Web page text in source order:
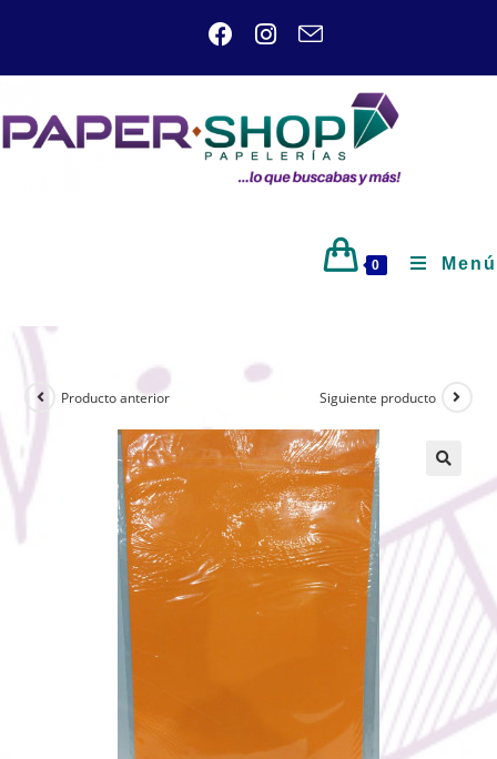
0 Menú
Producto anterior Siguiente producto